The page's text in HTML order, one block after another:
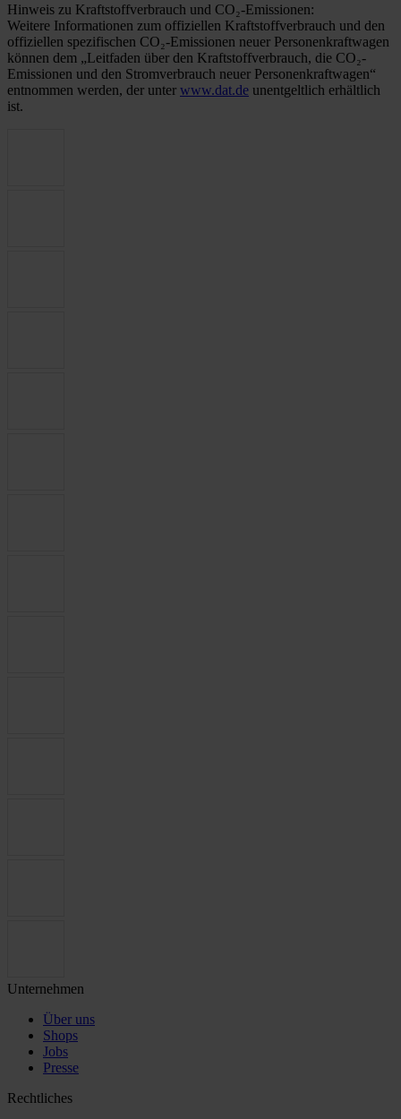
Hinweis zu Kraftstoffverbrauch und CO₂-Emissionen:
Weitere Informationen zum offiziellen Kraftstoffverbrauch und den
offiziellen spezifischen CO₂-Emissionen neuer Personenkraftwagen
können dem „Leitfaden über den Kraftstoffverbrauch, die CO₂-
Emissionen und den Stromverbrauch neuer Personenkraftwagen“
entnommen werden, der unter www.dat.de unentgeltlich erhältlich
ist.
Unternehmen
Über uns
Shops
Jobs
Presse
Rechtliches